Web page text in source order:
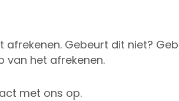
Gebeurt dit niet?
van het afrekenen.
met ons op.